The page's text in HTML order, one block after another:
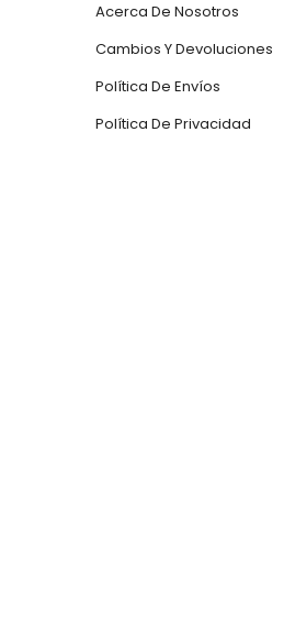
Acerca De Nosotros
Cambios Y Devoluciones
Política De Envíos
Política De Privacidad